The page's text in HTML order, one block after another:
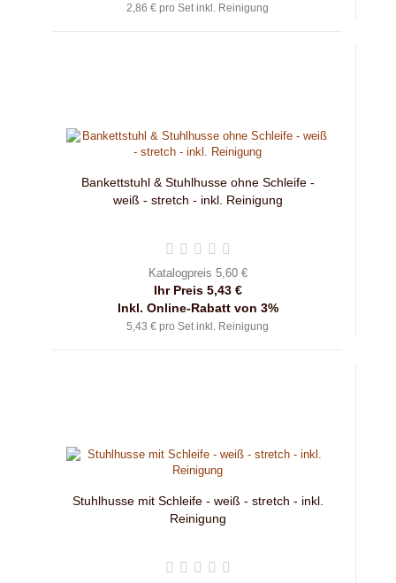
2,86 € pro Set inkl. Reinigung
Bankettstuhl & Stuhlhusse ohne Schleife -
weiß - stretch - inkl. Reinigung
Katalogpreis 5,60 €
Ihr Preis 5,43 €
Inkl. Online-Rabatt von 3%
5,43 € pro Set inkl. Reinigung
Stuhlhusse mit Schleife - weiß - stretch - inkl.
Reinigung